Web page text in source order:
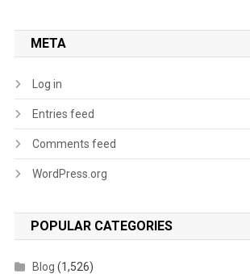
META
Log in
Entries feed
Comments feed
WordPress.org
POPULAR CATEGORIES
Blog (1,526)